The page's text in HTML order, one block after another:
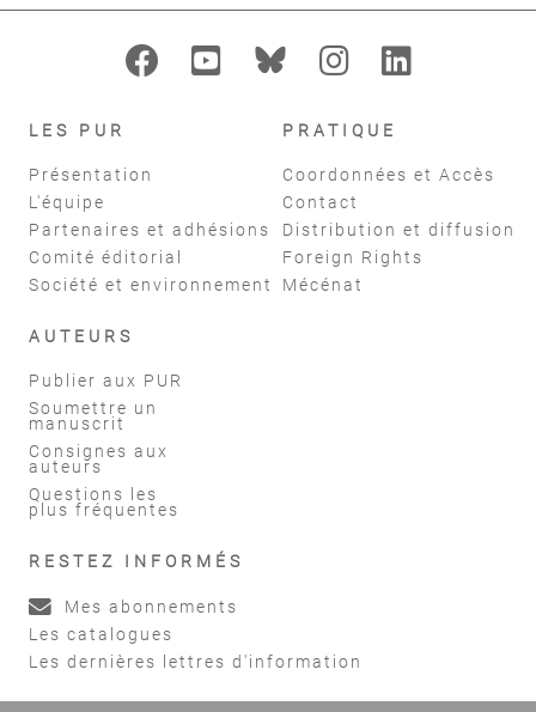
LES PUR
Présentation
L'équipe
Partenaires et adhésions
Comité éditorial
Société et environnement
PRATIQUE
Coordonnées et Accès
Contact
Distribution et diffusion
Foreign Rights
Mécénat
AUTEURS
Publier aux PUR
Soumettre un
manuscrit
Consignes aux
auteurs
Questions les
plus fréquentes
RESTEZ INFORMÉS
Mes abonnements
Les catalogues
Les dernières lettres d'information